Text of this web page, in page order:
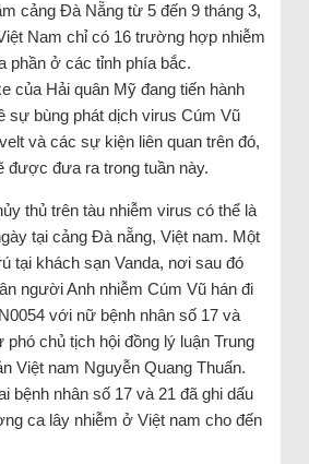
cảng Đà Nẵng từ 5 đến 9 tháng 3,
Nam chỉ có 16 trường hợp nhiễm
phần ở các tỉnh phía bắc.
của Hải quân Mỹ đang tiến hành
sự bùng phát dịch virus Cúm Vũ
và các sự kiện liên quan trên đó,
được đưa ra trong tuần này.
thủ trên tàu nhiễm virus có thể là
tại cảng Đà nẵng, Việt nam. Một
tại khách sạn Vanda, nơi sau đó
người Anh nhiễm Cúm Vũ hán đi
với nữ bệnh nhân số 17 và
chủ tịch hội đồng lý luận Trung
Việt nam Nguyễn Quang Thuấn.
bệnh nhân số 17 và 21 đã ghi dấu
ca lây nhiễm ở Việt nam cho đến